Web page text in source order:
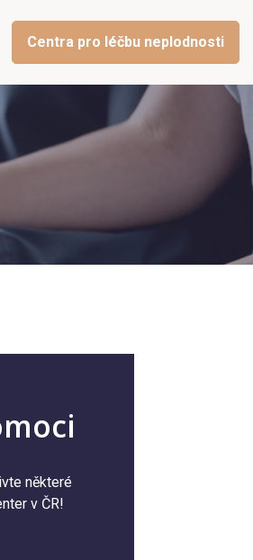
Centra pro léčbu neplodnosti
některé
v ČR!